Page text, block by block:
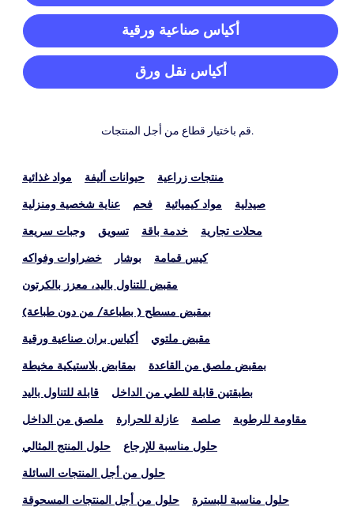
أكياس صناعية ورقية
أكياس نقل ورق
قم باختيار قطاع من أجل المنتجات.
مواد غذائية حيوانات أليفة منتجات زراعية
عناية شخصية ومنزلية فحم مواد كيميائية صيدلية
وجبات سريعة تسويق خدمة باقة محلات تجارية
خضراوات وفواكه بوشار كيس قمامة
مقبض للتناول باليد، معزز بالكرتون
بمقبض مسطح ( بطباعة/ من دون طباعة)
أكياس بران صناعية ورقية مقبض ملتوي
بمقابض بلاستيكية مخيطة بمقبض ملصق من القاعدة
قابلة للتناول باليد بطبقتين قابلة للطي من الداخل
ملصق من الداخل عازلة للحرارة صلصة مقاومة للرطوبة
حلول المنتج المثالي حلول مناسبة للإرجاع
حلول من أجل المنتجات السائلة
حلول من أجل المنتجات المسحوقة حلول مناسبة للبسترة